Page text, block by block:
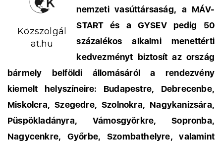
Közszolgál
at.hu
nemzeti vasúttársaság, a MÁV-
START és a GYSEV pedig 50
százalékos alkalmi menettérti
kedvezményt biztosít az ország
bármely belföldi állomásáról a rendezvény
kiemelt helyszíneire:
Budapestre, Debrecenbe,
Miskolcra, Szegedre, Szolnokra, Nagykanizsára,
Püspökladányra, Vámosgyörkre,
Sopronba,
Nagycenkre, Győrbe, Szombathelyre, valamint